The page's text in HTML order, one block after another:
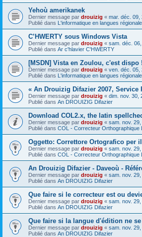
Yehoù amerikanek
Dernier message par drouizig « mar. déc. 09,
Publié dans L'informatique en langues
C’HWERTY sous Windows Vista
Dernier message par drouizig « sam. déc.
Publié dans Ar c'hlavier C'HWERTY
[MSDN] Vista en Zoulou, c'est dispo !
Dernier message par drouizig « ven. déc. 05,
Publié dans L'informatique en langues
« An Drouizig Difazier 2007, Service
Dernier message par drouizig « dim. nov. 30,
Publié dans An DROUIZIG Difazier
Download COL2.x, the latin
Dernier message par drouizig « sam. nov.
Publié dans COL - Correcteur Orthographique
Oggetto: Correttore Ortografico per
Dernier message par drouizig « sam. nov.
Publié dans COL - Correcteur Orthographique
An Drouizig Difazier - Daveoù -
Dernier message par drouizig « sam. nov.
Publié dans An DROUIZIG Difazier
Que faire si le correcteur est ou
Dernier message par drouizig « sam. nov.
Publié dans An DROUIZIG Difazier
Que faire si la langue d'édition ne
Dernier message par drouizig « sam. nov.
Publié dans An DROUIZIG Difazier